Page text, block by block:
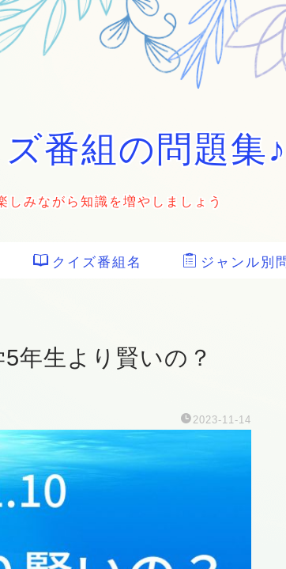
番組の問題集
しみながら知識を増やしましょう
クイズ番組名 ジャンル別
年生より賢いの？
2023-11-14